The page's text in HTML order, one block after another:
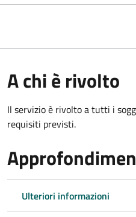
A chi è rivolto
Il servizio è rivolto a tutti i
requisiti previsti.
Ulteriori informazioni